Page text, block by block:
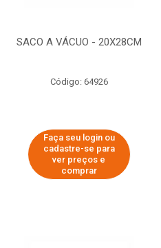
SACO A VÁCUO - 20X28CM
Código: 64926
Faça seu login ou
cadastre-se para
ver preços e
comprar